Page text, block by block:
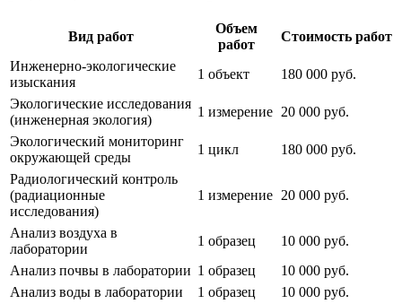
Вид работ
Объем
работ
Стоимость работ
Инженерно-экологические
изыскания
1 объект
180 000 руб.
Экологические исследования
(инженерная экология)
1 измерение 20 000 руб.
Экологический мониторинг
окружающей среды
1 цикл
180 000 руб.
Радиологический контроль
(радиационные
исследования)
1 измерение 20 000 руб.
Анализ воздуха в
лаборатории
1 образец
10 000 руб.
Анализ почвы в лаборатории 1 образец
10 000 руб.
Анализ воды в лаборатории
1 образец
10 000 руб.